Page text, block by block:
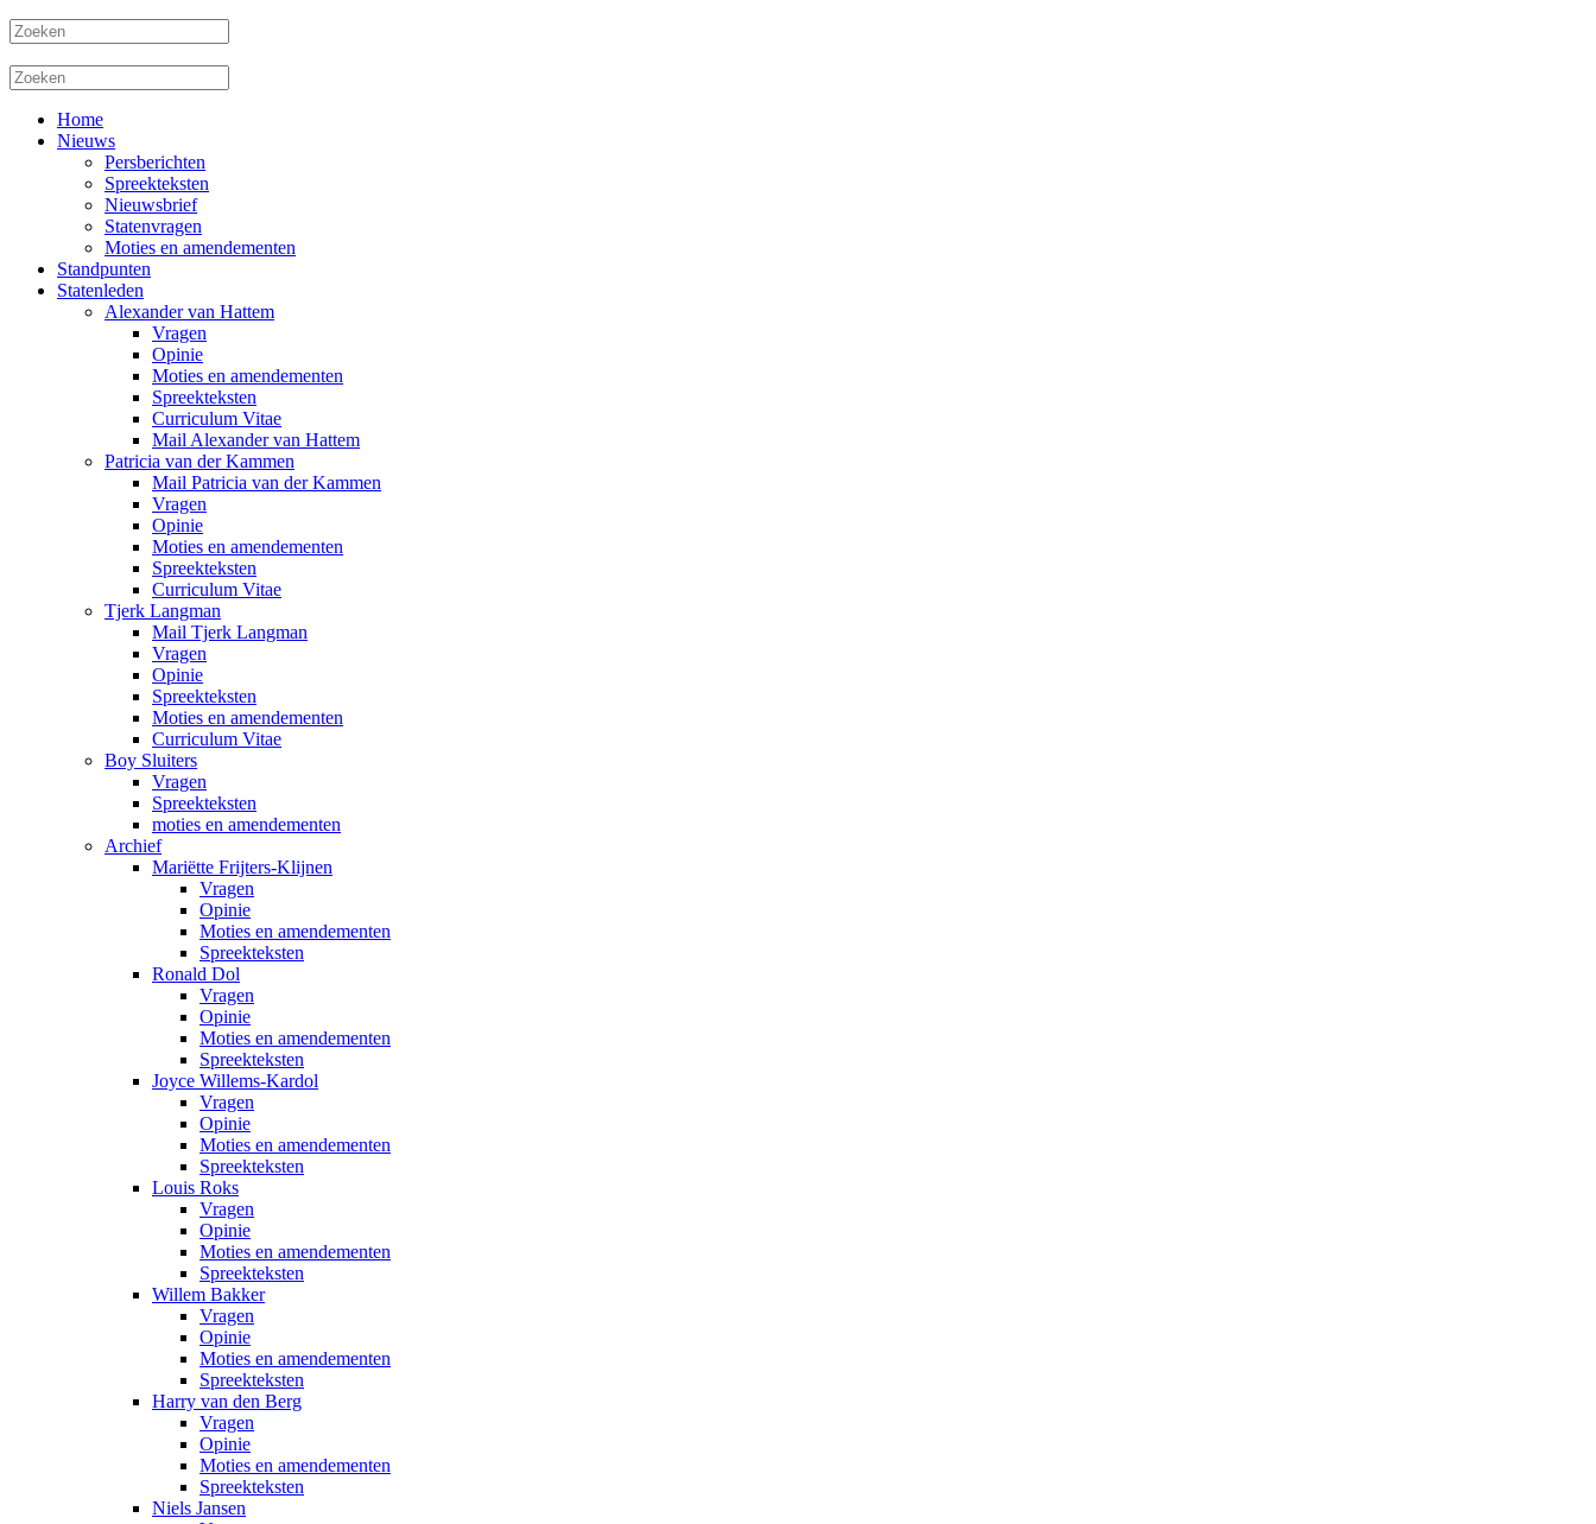
Home
Nieuws
Persberichten
Spreekteksten
Nieuwsbrief
Statenvragen
Moties en amendementen
Standpunten
Statenleden
Alexander van Hattem
Vragen
Opinie
Moties en amendementen
Spreekteksten
Curriculum Vitae
Mail Alexander van Hattem
Patricia van der Kammen
Mail Patricia van der Kammen
Vragen
Opinie
Moties en amendementen
Spreekteksten
Curriculum Vitae
Tjerk Langman
Mail Tjerk Langman
Vragen
Opinie
Spreekteksten
Moties en amendementen
Curriculum Vitae
Boy Sluiters
Vragen
Spreekteksten
moties en amendementen
Archief
Mariëtte Frijters-Klijnen
Vragen
Opinie
Moties en amendementen
Spreekteksten
Ronald Dol
Vragen
Opinie
Moties en amendementen
Spreekteksten
Joyce Willems-Kardol
Vragen
Opinie
Moties en amendementen
Spreekteksten
Louis Roks
Vragen
Opinie
Moties en amendementen
Spreekteksten
Willem Bakker
Vragen
Opinie
Moties en amendementen
Spreekteksten
Harry van den Berg
Vragen
Opinie
Moties en amendementen
Spreekteksten
Niels Jansen